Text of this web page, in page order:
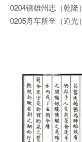
0204镇雄州志（乾隆）
0205舟车所至（道光）